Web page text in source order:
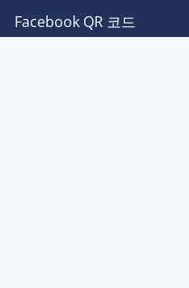
Facebook QR 코드